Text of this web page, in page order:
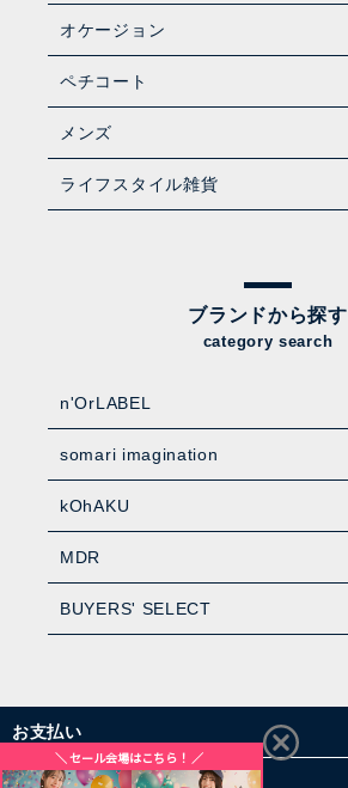
オケージョン
ペチコート
メンズ
ライフスタイル雑貨
ブランドから探す
category search
n'OrLABEL
somari imagination
kOhAKU
MDR
BUYERS' SELECT
お支払い
配送・送料